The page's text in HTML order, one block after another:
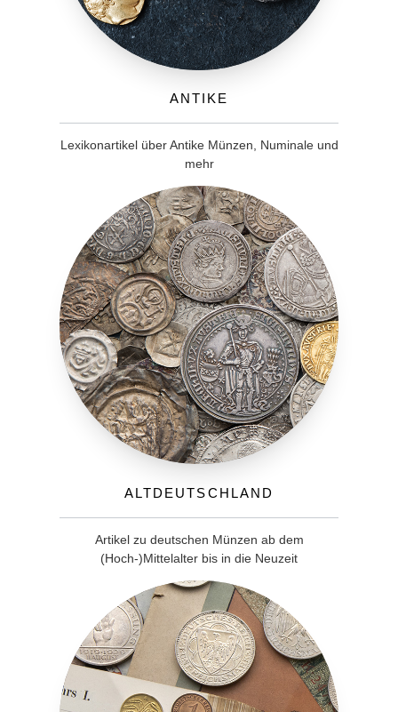
Antike
Lexikonartikel über Antike Münzen, Numinale und
mehr
Altdeutschland
Artikel zu deutschen Münzen ab dem
(Hoch-)Mittelalter bis in die Neuzeit